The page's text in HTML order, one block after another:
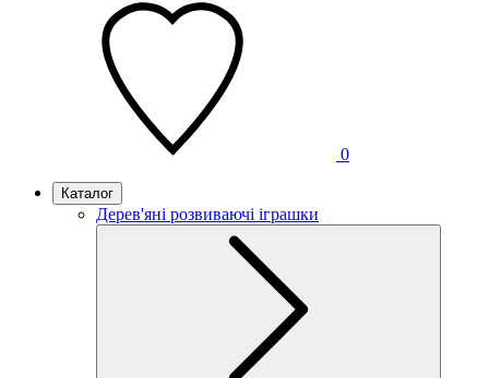
0
Каталог
Дерев'яні розвиваючі іграшки